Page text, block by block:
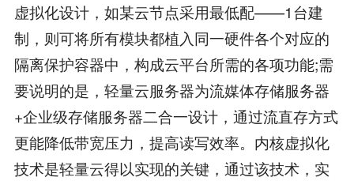
虚拟化设计，如某云节点采用最低配——1台建
制，则可将所有模块都植入同一硬件各个对应的
隔离保护容器中，构成云平台所需的各项功能;需
要说明的是，轻量云服务器为流媒体存储服务器
+企业级存储服务器二合一设计，通过流直存方式
更能降低带宽压力，提高读写效率。内核虚拟化
技术是轻量云得以实现的关键，通过该技术，实